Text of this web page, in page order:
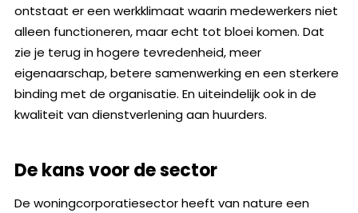
ontstaat er een werkklimaat waarin medewerkers niet
alleen functioneren, maar echt tot bloei komen. Dat
zie je terug in hogere tevredenheid, meer
eigenaarschap, betere samenwerking en een sterkere
binding met de organisatie. En uiteindelijk ook in de
kwaliteit van dienstverlening aan huurders.
De kans voor de sector
De woningcorporatiesector heeft van nature een